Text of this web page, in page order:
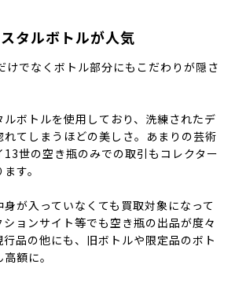
タルボトルが人気
けでなくボトル部分にもこだわりが隠さ
ボトルを使用しており、洗練されたデ
てしまうほどの美しさ。あまりの芸術
世の空き瓶のみでの取引もコレクター
す。
が入っていなくても買取対象になって
ションサイト等でも空き瓶の出品が度々
品の他にも、旧ボトルや限定品のボト
額に。